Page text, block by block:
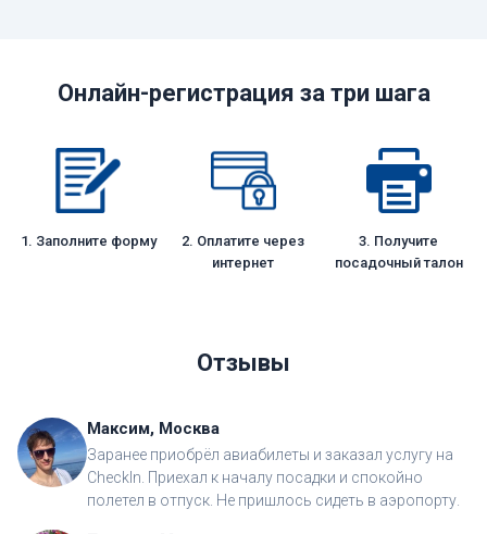
Онлайн-регистрация за три шага
1. Заполните форму
2. Оплатите через
интернет
3. Получите
посадочный талон
Отзывы
Максим, Москва
Заранее приобрёл авиабилеты и заказал услугу на
CheckIn. Приехал к началу посадки и спокойно
полетел в отпуск. Не пришлось сидеть в аэропорту.